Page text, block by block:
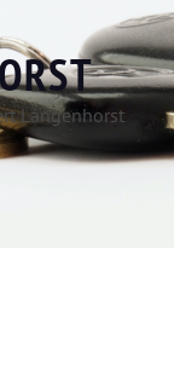
Langenhorst